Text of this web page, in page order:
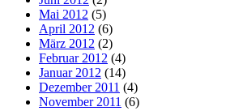
Mai 2012 (5)
April 2012 (6)
März 2012 (2)
Februar 2012 (4)
Januar 2012 (14)
Dezember 2011 (4)
November 2011 (6)